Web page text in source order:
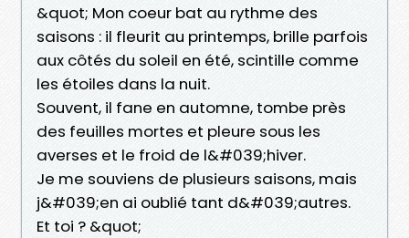
&quot; Mon coeur bat au rythme des
saisons : il fleurit au printemps, brille parfois
aux côtés du soleil en été, scintille comme
les étoiles dans la nuit.
Souvent, il fane en automne, tombe près
des feuilles mortes et pleure sous les
averses et le froid de l&#039;hiver.
Je me souviens de plusieurs saisons, mais
j&#039;en ai oublié tant d&#039;autres.
Et toi ? &quot;